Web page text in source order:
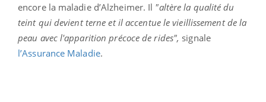
encore la maladie d’Alzheimer. Il "altère la qualité du
teint qui devient terne et il accentue le vieillissement de la
peau avec l'apparition précoce de rides", signale
l’Assurance Maladie.